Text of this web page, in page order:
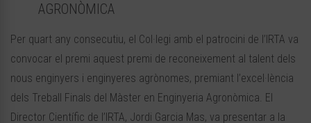
AGRONÒMICA
Per quart any consecutiu, el Col·legi amb el patrocini de l’IRTA va
convocar el premi aquest premi de reconeixement al talent dels
nous enginyers i enginyeres agrònomes, premiant l’excel·lència
dels Treball Finals del Màster en Enginyeria Agronòmica. El
Director Científic de l’IRTA, Jordi Garcia Mas, va presentar a la